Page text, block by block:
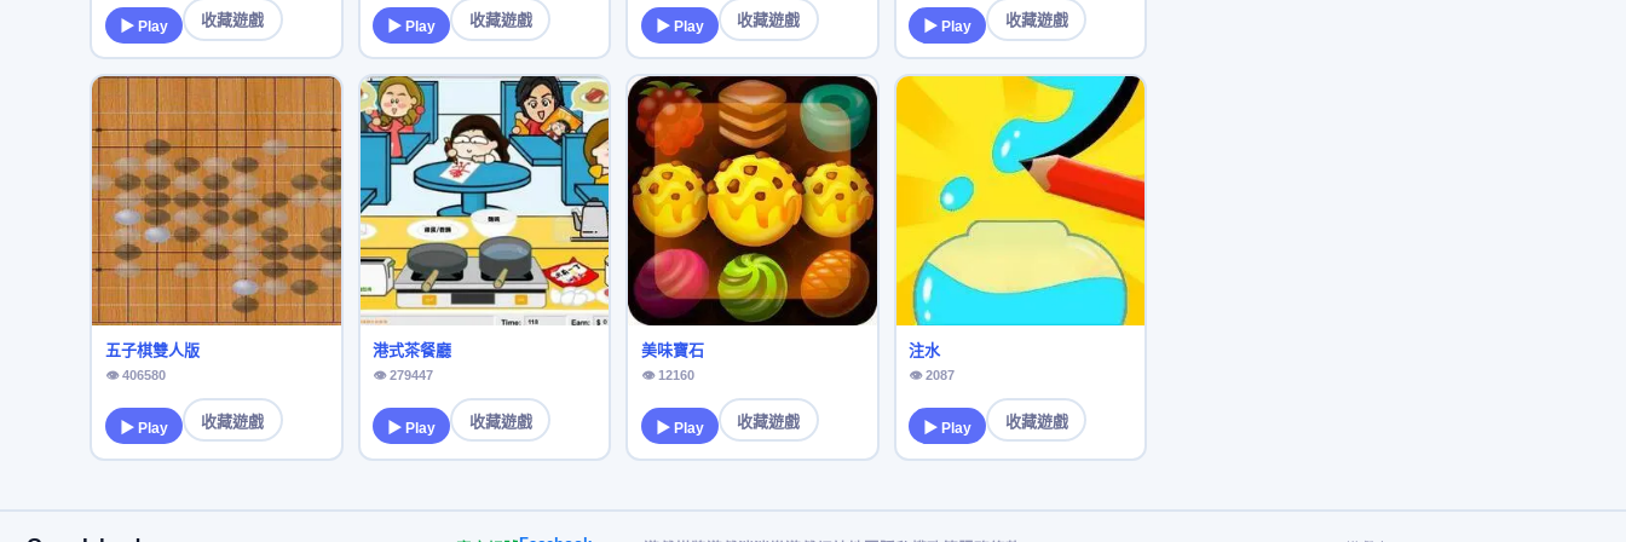
▶ Play 收藏遊戲 ▶ Play 收藏遊戲 ▶ Play 收藏遊戲 ▶ Play 收藏遊戲
五子棋雙人版
👁 406580
▶ Play 收藏遊戲
港式茶餐廳
👁 279447
▶ Play 收藏遊戲
美味寶石
👁 12160
▶ Play 收藏遊戲
注水
👁 2087
▶ Play 收藏遊戲